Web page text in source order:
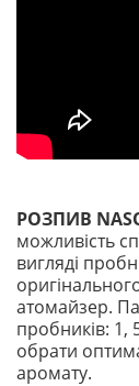
РОЗПИВ
можливість
вигляді
атомайзер.
пробників: 1,
обрати
аромату.